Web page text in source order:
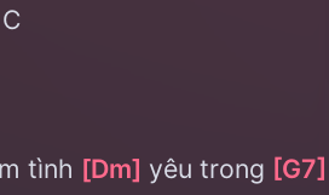
tình [Dm] yêu trong [G7]